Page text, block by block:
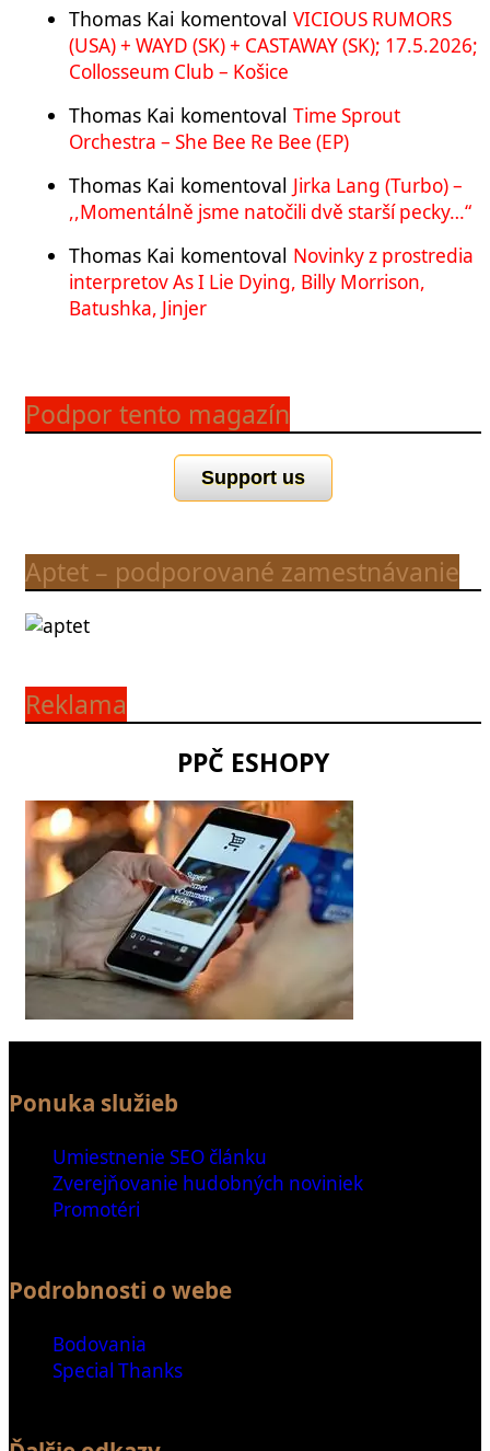
Thomas Kai komentoval VICIOUS RUMORS
(USA) + WAYD (SK) + CASTAWAY (SK); 17.5.2026;
Collosseum Club – Košice
Thomas Kai komentoval Time Sprout
Orchestra – She Bee Re Bee (EP)
Thomas Kai komentoval Jirka Lang (Turbo) –
,,Momentálně jsme natočili dvě starší pecky…“
Thomas Kai komentoval Novinky z prostredia
interpretov As I Lie Dying, Billy Morrison,
Batushka, Jinjer
Podpor tento magazín
Support us
Aptet – podporované zamestnávanie
Reklama
PPČ ESHOPY
Ponuka služieb
Umiestnenie SEO článku
Zverejňovanie hudobných noviniek
Promotéri
Podrobnosti o webe
Bodovania
Special Thanks